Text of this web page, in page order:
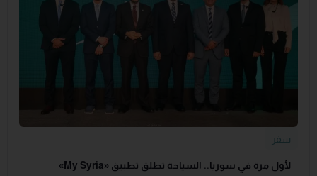
سفر
لأول مرة في سوريا.. السياحة تطلق تطبيق «‏My Syria‏»